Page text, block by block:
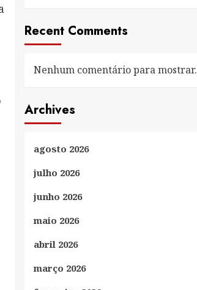
Recent Comments
Nenhum comentário para mostrar.
Archives
agosto 2026
julho 2026
junho 2026
maio 2026
abril 2026
março 2026